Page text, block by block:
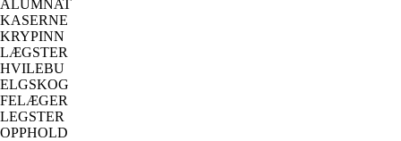
ALUMNAT
KASERNE
KRYPINN
LÆGSTER
HVILEBU
ELGSKOG
FELÆGER
LEGSTER
OPPHOLD